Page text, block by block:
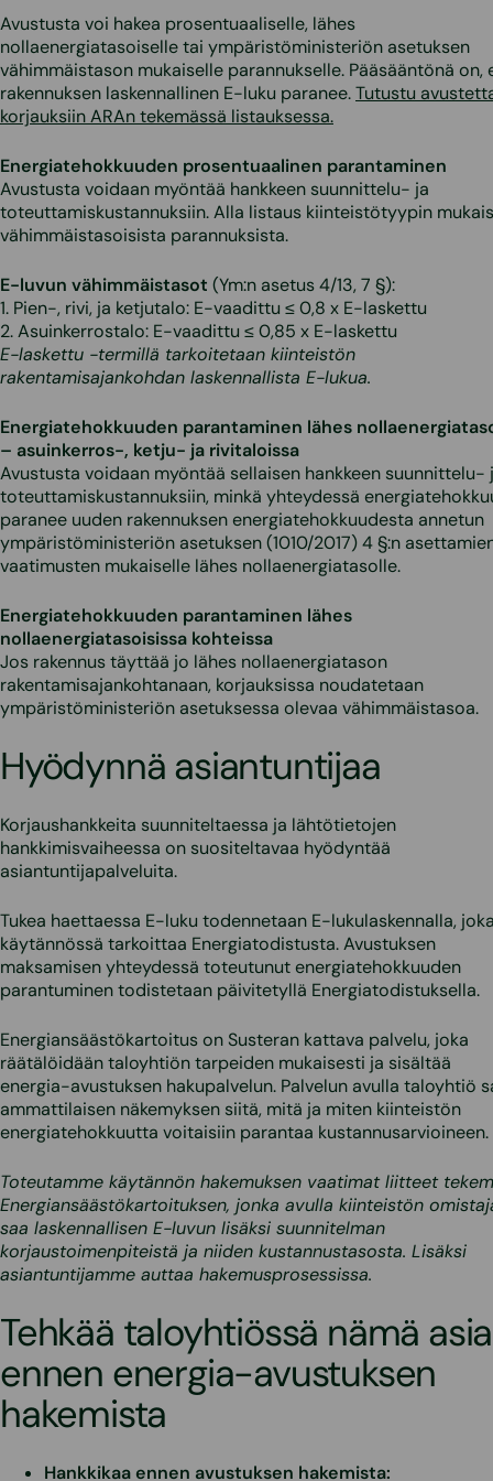
Avustusta voi hakea prosentuaaliselle, lähes
nollaenergiatasoiselle tai ympäristöministeriön asetuksen
vähimmäistason mukaiselle parannukselle. Pääsääntönä on,
rakennuksen laskennallinen E-luku paranee.Tutustu
korjauksiin ARAn tekemässä listauksessa.
Energiatehokkuuden prosentuaalinen parantaminen
Avustusta voidaan myöntää hankkeen suunnittelu- ja
toteuttamiskustannuksiin. Alla listaus kiinteistötyypin
vähimmäistasoisista parannuksista.
E-luvun vähimmäistasot (Ym:n asetus 4/13, 7 §):
1. Pien-, rivi, ja ketjutalo: E-vaadittu ≤ 0,8 x E-laskettu
2. Asuinkerrostalo: E-vaadittu ≤ 0,85 x E-laskettu
E-laskettu -termillä tarkoitetaan kiinteistön
rakentamisajankohdan laskennallista E-lukua.
Energiatehokkuuden parantaminen lähes
– asuinkerros-, ketju- ja rivitaloissa
Avustusta voidaan myöntää sellaisen hankkeen suunnittelu-
toteuttamiskustannuksiin, minkä yhteydessä
paranee uuden rakennuksen energiatehokkuudesta annetun
ympäristöministeriön asetuksen (1010/2017) 4 §:n
vaatimusten mukaiselle lähes nollaenergiatasolle.
Energiatehokkuuden parantaminen lähes
nollaenergiatasoisissa kohteissa
Jos rakennus täyttää jo lähes nollaenergiatason
rakentamisajankohtanaan, korjauksissa noudatetaan
ympäristöministeriön asetuksessa olevaa vähimmäistasoa.
Hyödynnä asiantuntijaa
Korjaushankkeita suunniteltaessa ja lähtötietojen
hankkimisvaiheessa on suositeltavaa hyödyntää
asiantuntijapalveluita.
Tukea haettaessa E-luku todennetaan E-lukulaskennalla,
käytännössä tarkoittaa Energiatodistusta. Avustuksen
maksamisen yhteydessä toteutunut energiatehokkuuden
parantuminen todistetaan päivitetyllä Energiatodistuksella.
Energiansäästökartoitus on Susteran kattava palvelu, joka
räätälöidään taloyhtiön tarpeiden mukaisesti ja sisältää
energia-avustuksen hakupalvelun. Palvelun avulla taloyhtiö
ammattilaisen näkemyksen siitä, mitä ja miten kiinteistön
energiatehokkuutta voitaisiin parantaa kustannusarvioineen.
Toteutamme käytännön hakemuksen vaatimat liitteet
Energiansäästökartoituksen, jonka avulla kiinteistön
saa laskennallisen E-luvun lisäksi suunnitelman
korjaustoimenpiteistä ja niiden kustannustasosta. Lisäksi
asiantuntijamme auttaa hakemusprosessissa.
Tehkää taloyhtiössä nämä
ennen energia-avustuksen
hakemista
Hankkikaa ennen avustuksen hakemista: